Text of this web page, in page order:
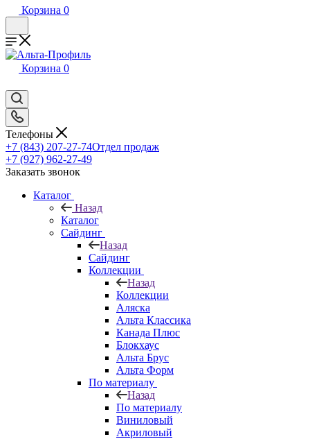
Корзина 0
Корзина 0
Телефоны
+7 (843) 207-27-74Отдел продаж
+7 (927) 962-27-49
Заказать звонок
Каталог
Назад
Каталог
Сайдинг
Назад
Сайдинг
Коллекции
Назад
Коллекции
Аляска
Альта Классика
Канада Плюс
Блокхаус
Альта Брус
Альта Форм
По материалу
Назад
По материалу
Виниловый
Акриловый